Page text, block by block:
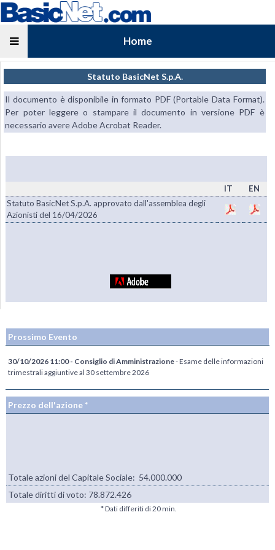
Home
Statuto BasicNet S.p.A.
Il documento è disponibile in formato PDF (Portable Data Format).
Per poter leggere o stampare il documento in versione PDF è
necessario avere Adobe Acrobat Reader.
IT
EN
Statuto BasicNet S.p.A. approvato dall'assemblea degli
Azionisti del 16/04/2026
Prossimo Evento
30/10/2026 11:00 - Consiglio di Amministrazione- Esame delle informazioni
trimestrali aggiuntive al 30 settembre 2026
Prezzo dell'azione *
Totale azioni del Capitale Sociale: 54.000.000
Totale diritti di voto: 78.872.426
* Dati differiti di 20 min.